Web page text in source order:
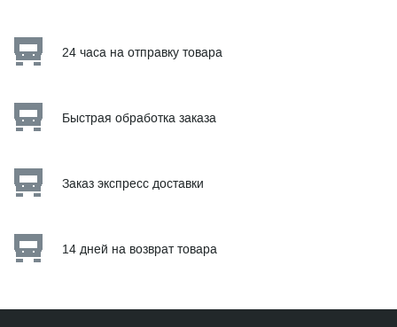
24 часа на отправку товара
Быстрая обработка заказа
Заказ экспресс доставки
14 дней на возврат товара